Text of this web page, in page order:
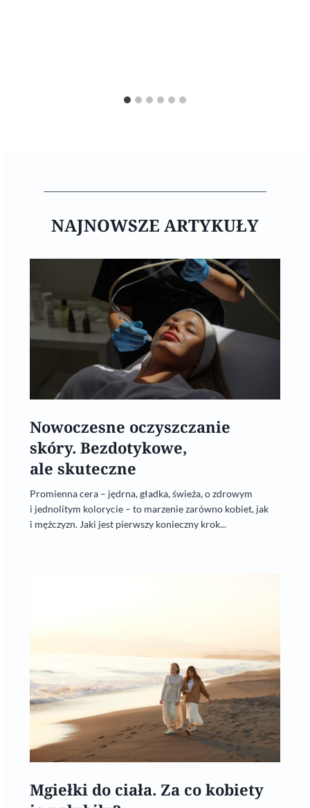
NAJNOWSZE ARTYKUŁY
Nowoczesne oczyszczanie
skóry. Bezdotykowe,
ale skuteczne
Promienna cera – jędrna, gładka, świeża, o zdrowym
i jednolitym kolorycie – to marzenie zarówno kobiet, jak
i mężczyzn. Jaki jest pierwszy konieczny krok...
Mgiełki do ciała. Za co kobiety